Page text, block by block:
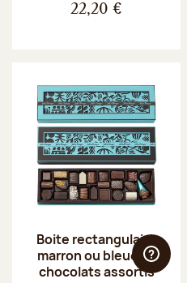
22,20 €
Boite rectangulaire
marron ou bleue 23
chocolats assortis